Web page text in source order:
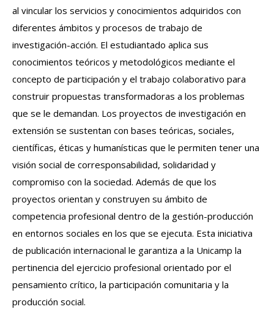
al vincular los servicios y conocimientos adquiridos con
diferentes ámbitos y procesos de trabajo de
investigación-acción. El estudiantado aplica sus
conocimientos teóricos y metodológicos mediante el
concepto de participación y el trabajo colaborativo para
construir propuestas transformadoras a los problemas
que se le demandan. Los proyectos de investigación en
extensión se sustentan con bases teóricas, sociales,
científicas, éticas y humanísticas que le permiten tener una
visión social de corresponsabilidad, solidaridad y
compromiso con la sociedad. Además de que los
proyectos orientan y construyen su ámbito de
competencia profesional dentro de la gestión-producción
en entornos sociales en los que se ejecuta. Esta iniciativa
de publicación internacional le garantiza a la Unicamp la
pertinencia del ejercicio profesional orientado por el
pensamiento crítico, la participación comunitaria y la
producción social.